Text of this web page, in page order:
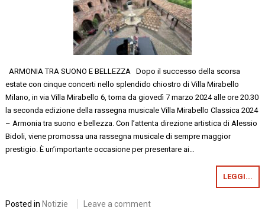
ARMONIA TRA SUONO E BELLEZZA Dopo il successo della scorsa
estate con cinque concerti nello splendido chiostro di Villa Mirabello
Milano, in via Villa Mirabello 6, torna da giovedì 7 marzo 2024 alle ore 20.30
la seconda edizione della rassegna musicale Villa Mirabello Classica 2024
– Armonia tra suono e bellezza. Con l’attenta direzione artistica di Alessio
Bidoli, viene promossa una rassegna musicale di sempre maggior
prestigio. È un’importante occasione per presentare ai…
LEGGI...
Posted in Notizie Leave a comment